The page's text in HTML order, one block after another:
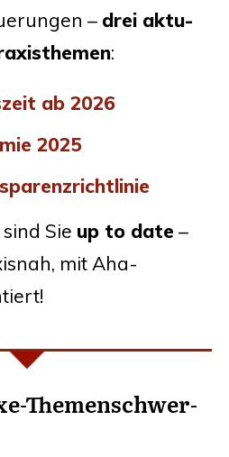
– drei aktu­
:
ab 2026
2025
sind Sie up to date–
mit Aha-
The­men­schwer­